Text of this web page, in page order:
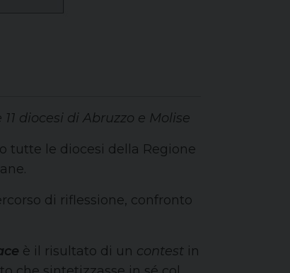
diocesi di Abruzzo e Molise
tutte le diocesi della Regione
di riflessione, confronto
è il risultato di un contest in